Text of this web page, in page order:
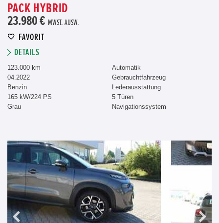
PACK HYBRID
23.980 € MWST. AUSW.
FAVORIT
DETAILS
123.000 km
04.2022
Benzin
165 kW/224 PS
Grau
Automatik
Gebrauchtfahrzeug
Lederausstattung
5 Türen
Navigationssystem